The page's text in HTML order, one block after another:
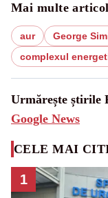
Mai multe
aur George
complexul
Urmărește știrile
Google News
CELE MAI
1